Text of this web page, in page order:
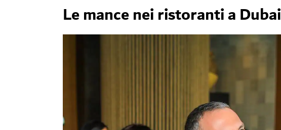
Le mance nei ristoranti a Dubai